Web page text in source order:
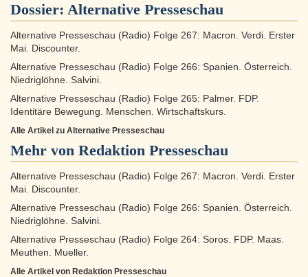
Dossier: Alternative Presseschau
Alternative Presseschau (Radio) Folge 267: Macron. Verdi. Erster
Mai. Discounter.
Alternative Presseschau (Radio) Folge 266: Spanien. Österreich.
Niedriglöhne. Salvini.
Alternative Presseschau (Radio) Folge 265: Palmer. FDP.
Identitäre Bewegung. Menschen. Wirtschaftskurs.
Alle Artikel zu Alternative Presseschau
Mehr von Redaktion Presseschau
Alternative Presseschau (Radio) Folge 267: Macron. Verdi. Erster
Mai. Discounter.
Alternative Presseschau (Radio) Folge 266: Spanien. Österreich.
Niedriglöhne. Salvini.
Alternative Presseschau (Radio) Folge 264: Soros. FDP. Maas.
Meuthen. Mueller.
Alle Artikel von Redaktion Presseschau